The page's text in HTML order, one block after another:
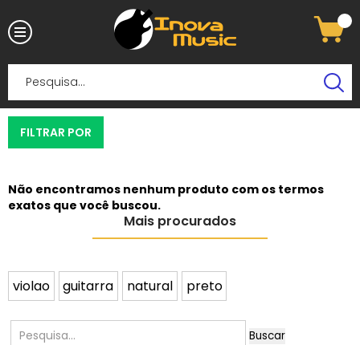
FILTRAR POR
Não encontramos nenhum produto com os termos
exatos que você buscou.
Mais procurados
violao guitarra natural preto
Buscar